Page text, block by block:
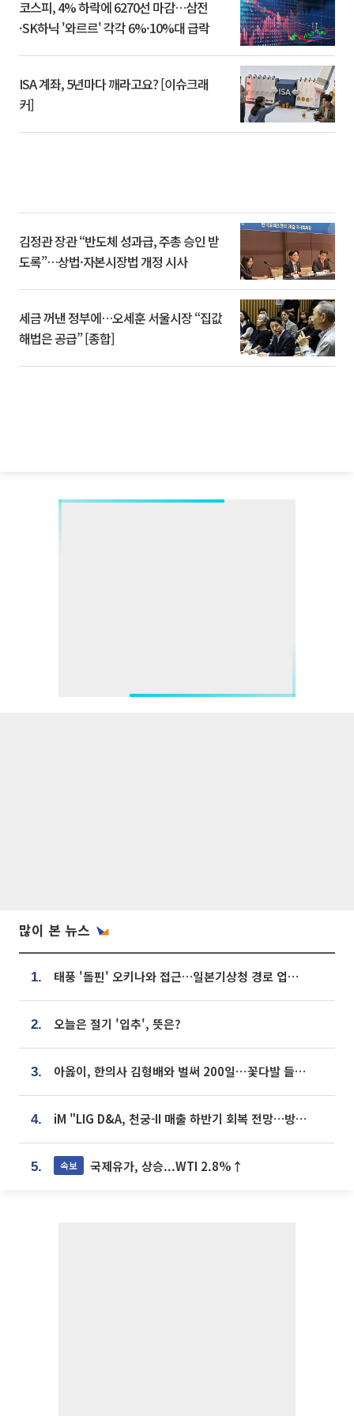
코스피, 4% 하락에 6270선 마감…삼전
·SK하닉 '와르르' 각각 6%·10%대 급락
ISA 계좌, 5년마다 깨라고요? [이슈크래
커]
김정관 장관 “반도체 성과급, 주총 승인 받
도록”…상법·자본시장법 개정 시사
세금 꺼낸 정부에…오세훈 서울시장 “집값
해법은 공급” [종합]
많이 본 뉴스
1. 태풍 '돌핀' 오키나와 접근…일본기상청 경로 업데이트
2. 오늘은 절기 '입추', 뜻은?
3. 아옳이, 한의사 김형배와 벌써 200일⋯꽃다발 들고 "프러포즈 아냐"
4. iM "LIG D&A, 천궁-II 매출 하반기 회복 전망…방산 톱픽 유지"
5. 속보 국제유가, 상승...WTI 2.8%↑